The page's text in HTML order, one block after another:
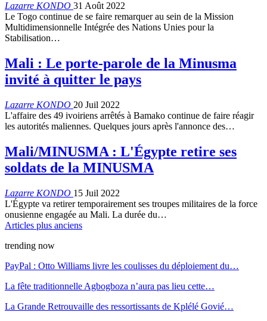
Lazarre KONDO 31 Août 2022
Le Togo continue de se faire remarquer au sein de la Mission
Multidimensionnelle Intégrée des Nations Unies pour la
Stabilisation…
Mali : Le porte-parole de la Minusma
invité à quitter le pays
Lazarre KONDO 20 Juil 2022
L'affaire des 49 ivoiriens arrêtés à Bamako continue de faire réagir
les autorités maliennes. Quelques jours après l'annonce des…
Mali/MINUSMA : L'Égypte retire ses
soldats de la MINUSMA
Lazarre KONDO 15 Juil 2022
L'Égypte va retirer temporairement ses troupes militaires de la force
onusienne engagée au Mali. La durée du…
Articles plus anciens
trending now
PayPal : Otto Williams livre les coulisses du déploiement du…
La fête traditionnelle Agbogboza n’aura pas lieu cette…
La Grande Retrouvaille des ressortissants de Kplélé Govié…